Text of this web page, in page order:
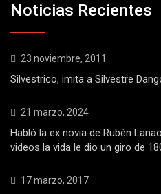
Noticias Recientes
23 noviembre, 2011
Silvestrico, imita a Silvestre
21 marzo, 2024
Habló la ex novia de Rubén
videos la vida le dio un giro de
17 marzo, 2017